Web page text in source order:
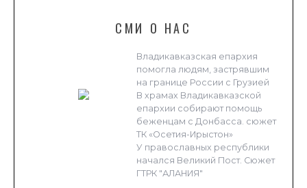
СМИ О НАС
Владикавказская епархия
помогла людям, застрявшим
на границе России с Грузией
В храмах Владикавказской
епархии собирают помощь
беженцам с Донбасса. сюжет
ТК «Осетия-Ирыстон»
У православных республики
начался Великий Пост. Сюжет
ГТРК "АЛАНИЯ"